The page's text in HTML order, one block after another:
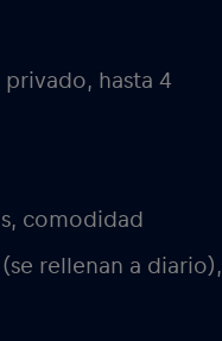
hasta 4
comodidad
rellenan a diario),